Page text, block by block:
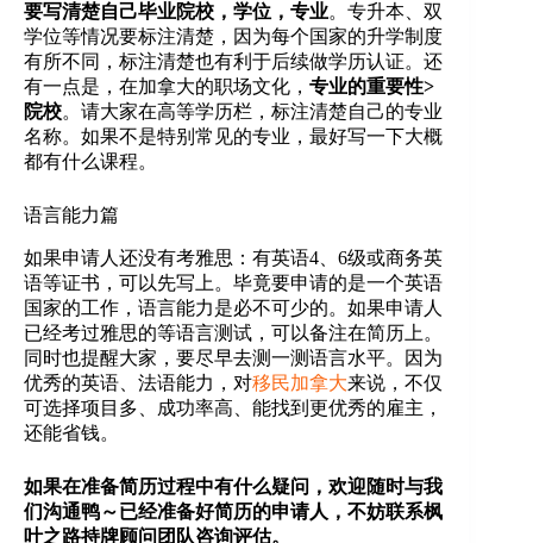
要写清楚自己毕业院校，学位，专业。专升本、双
学位等情况要标注清楚，因为每个国家的升学制度
有所不同，标注清楚也有利于后续做学历认证。还
有一点是，在加拿大的职场文化， 专业的重要性>
院校。请大家在高等学历栏，标注清楚自己的专业
名称。如果不是特别常见的专业，最好写一下大概
都有什么课程。
语言能力篇
如果申请人还没有考雅思：有英语4、6级或商务英
语等证书，可以先写上。毕竟要申请的是一个英语
国家的工作，语言能力是必不可少的。如果申请人
已经考过雅思的等语言测试，可以备注在简历上。
同时也提醒大家，要尽早去测一测语言水平。因为
优秀的英语、法语能力，对移民加拿大来说，不仅
可选择项目多、成功率高、能找到更优秀的雇主，
还能省钱。
如果在准备简历过程中有什么疑问，欢迎随时与我
们沟通鸭～已经准备好简历的申请人，不妨联系枫
叶之路持牌顾问团队咨询评估。